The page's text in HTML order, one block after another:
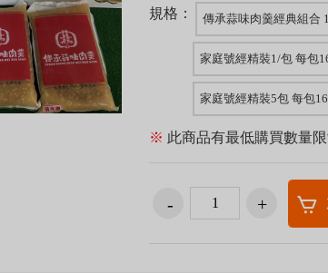
規格：
傳承蒜味肉羹經典組合
家庭號經精裝1/包 每包
家庭號經精裝5包 每包
※ 此商品有最低購買數量限